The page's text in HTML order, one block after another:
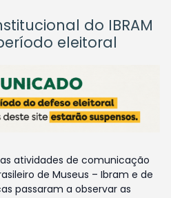
do IBRAM
eleitoral
atividades de comunicação
de Museus – Ibram e de
passaram a observar as